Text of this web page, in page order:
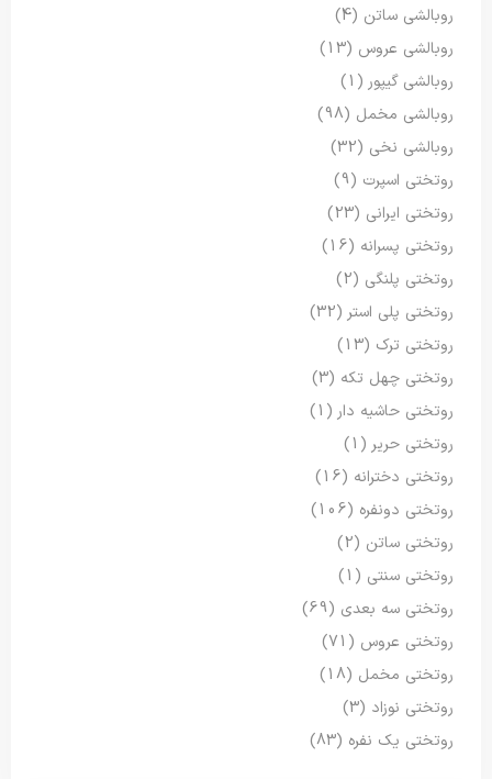
روبالشی ساتن (4)
روبالشی عروس (13)
روبالشی گیپور (1)
روبالشی مخمل (98)
روبالشی نخی (32)
روتختی اسپرت (9)
روتختی ایرانی (23)
روتختی پسرانه (16)
روتختی پلنگی (2)
روتختی پلی استر (32)
روتختی ترک (13)
روتختی چهل تکه (3)
روتختی حاشیه دار (1)
روتختی حریر (1)
روتختی دخترانه (16)
روتختی دونفره (106)
روتختی ساتن (2)
روتختی سنتی (1)
روتختی سه بعدی (69)
روتختی عروس (71)
روتختی مخمل (18)
روتختی نوزاد (3)
روتختی یک نفره (83)